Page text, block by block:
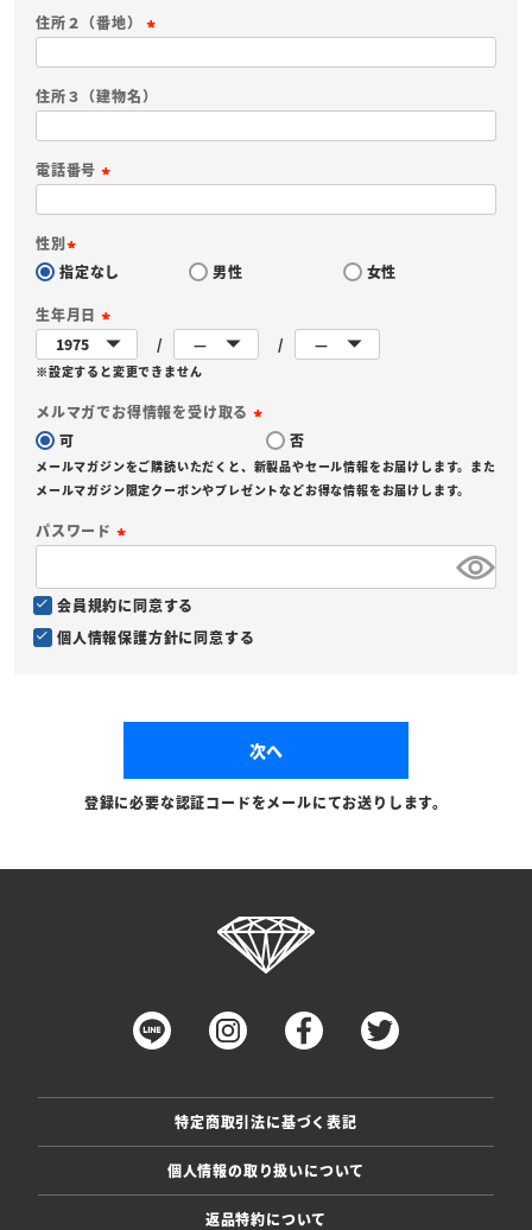
須
)
住所２（番地）
必
須
)
住所３（建物名）
電話番号
須
性別
(
必
須
)
指定なし 男性 女性
生年月日
必
須
※設定すると変更できません
メルマガでお得情報を受け取る
必
可 否
メールマガジンをご購読いただくと、新製品やセール情報をお届けします。また
メールマガジン限定クーポンやプレゼントなどお得な情報をお届けします。
パスワード
必
会員規約に同意する
個人情報保護方針に同意する
次へ
登録に必要な認証コードをメールにてお送りします。
特定商取引法に基づく表記
個人情報の取り扱いについて
返品特約について